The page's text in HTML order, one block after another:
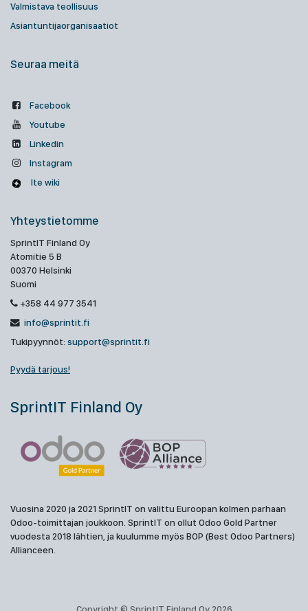
Valmistava teollisuus
Asiantuntijaorganisaatiot
Seuraa meitä
Facebook
Youtube
Linkedin
Instagram
Ite wiki
Yhteystietomme
SprintIT Finland Oy
Atomitie 5 B
00370 Helsinki
Suomi
+358 44 977 3541
info@sprintit.fi
Tukipyynnöt: support@sprintit.fi
Pyydä tarjous!
SprintIT Finland Oy
Vuosina 2020 ja 2021 SprintIT on valittu Euroopan kolmen parhaan
Odoo-toimittajan joukkoon. SprintIT on ollut Odoo Gold Partner
vuodesta 2018 lähtien, ja kuulumme myös BOP (Best Odoo Partners)
Allianceen.
Copyright © SprintIT Finland Oy 2026